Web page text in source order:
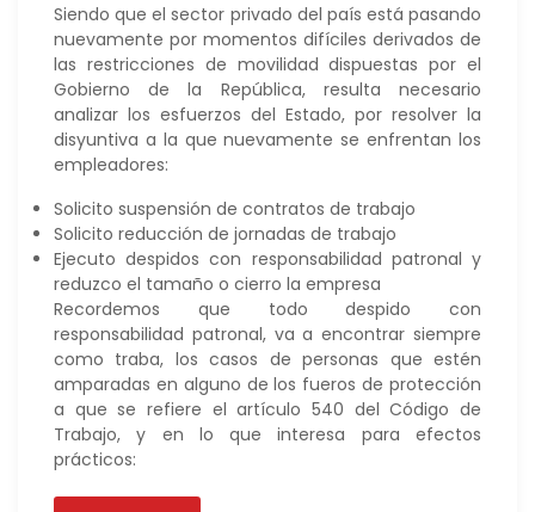
Siendo que el sector privado del país está pasando
nuevamente por momentos difíciles derivados de
las restricciones de movilidad dispuestas por el
Gobierno de la República, resulta necesario
analizar los esfuerzos del Estado, por resolver la
disyuntiva a la que nuevamente se enfrentan los
empleadores:
Solicito suspensión de contratos de trabajo
Solicito reducción de jornadas de trabajo
Ejecuto despidos con responsabilidad patronal y
reduzco el tamaño o cierro la empresa
Recordemos que todo despido con
responsabilidad patronal, va a encontrar siempre
como traba, los casos de personas que estén
amparadas en alguno de los fueros de protección
a que se refiere el artículo 540 del Código de
Trabajo, y en lo que interesa para efectos
prácticos: